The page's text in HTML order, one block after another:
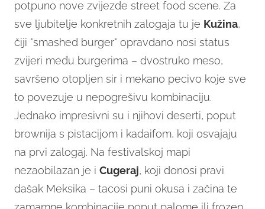
potpuno nove zvijezde street food scene. Za
sve ljubitelje konkretnih zalogaja tu je Kužina,
čiji "smashed burger" opravdano nosi status
zvijeri među burgerima – dvostruko meso,
savršeno otopljen sir i mekano pecivo koje sve
to povezuje u nepogrešivu kombinaciju.
Jednako impresivni su i njihovi deserti, poput
brownija s pistacijom i kadaifom, koji osvajaju
na prvi zalogaj. Na festivalskoj mapi
nezaobilazan je i Cugeraj, koji donosi pravi
dašak Meksika – tacosi puni okusa i začina te